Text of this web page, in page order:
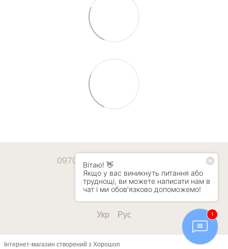
0970247428
Контактна інформація
Укр Рус
Інтернет-магазин створений з Хорошоп